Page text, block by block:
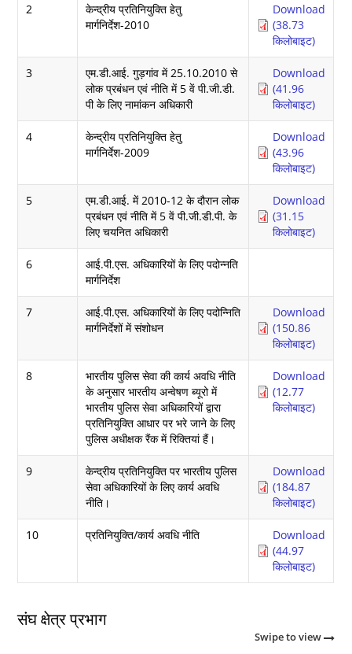
2
केन्द्रीय प्रतिनियुक्ति हेतु
मार्गनिर्देश-2010
Download
(38.73
किलोबाइट)
3
एम.डी.आई. गुड़गांव में 25.10.2010 से
लोक प्रबंधन एवं नीति में 5 वें पी.जी.डी.
पी के लिए नामांकन अधिकारी
Download
(41.96
किलोबाइट)
4
केन्द्रीय प्रतिनियुक्ति हेतु
मार्गनिर्देश-2009
Download
(43.96
किलोबाइट)
5
एम.डी.आई. में 2010-12 के दौरान लोक
प्रबंधन एवं नीति में 5 वें पी.जी.डी.पी. के
लिए चयनित अधिकारी
Download
(31.15
किलोबाइट)
6
आई.पी.एस. अधिकारियों के लिए पदोन्नति
मार्गनिर्देश
7
आई.पी.एस. अधिकारियों के लिए पदोन्निति
मार्गनिर्देशों में संशोधन
Download
(150.86
किलोबाइट)
8
भारतीय पुलिस सेवा की कार्य अवधि नीति
के अनुसार भारतीय अन्वेषण ब्यूरो में
भारतीय पुलिस सेवा अधिकारियों द्वारा
प्रतिनियुक्ति आधार पर भरे जाने के लिए
पुलिस अधीक्षक रैंक में रिक्तियां हैं।
Download
(12.77
किलोबाइट)
9
केन्द्रीय प्रतिनियुक्ति पर भारतीय पुलिस
सेवा अधिकारियों के लिए कार्य अवधि
नीति।
Download
(184.87
किलोबाइट)
10 प्रतिनियुक्ति/कार्य अवधि नीति
Download
(44.97
किलोबाइट)
संघ क्षेत्र प्रभाग
Swipe to view